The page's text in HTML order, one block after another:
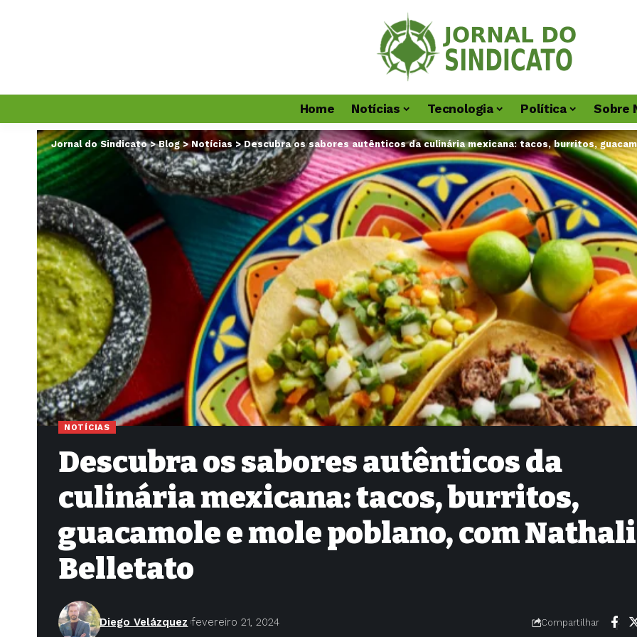
Home Notícias Tecnologia Política Sobre
Jornal do Sindicato>Blog>Notícias >Descubra os sabores autênticos da culinária mexicana: tacos, burritos,
NOTÍCIAS
Descubra os sabores autênticos da
culinária mexicana: tacos, burritos,
guacamole e mole poblano, com
Belletato
Diego Velázquez fevereiro 21, 2024 Compartilhar